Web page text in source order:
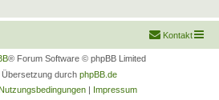
Kontakt
® Forum Software © phpBB Limited
Übersetzung durch phpBB.de
Nutzungsbedingungen | Impressum